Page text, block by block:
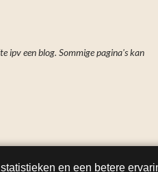
ipv een blog. Sommige pagina's kan
en een betere